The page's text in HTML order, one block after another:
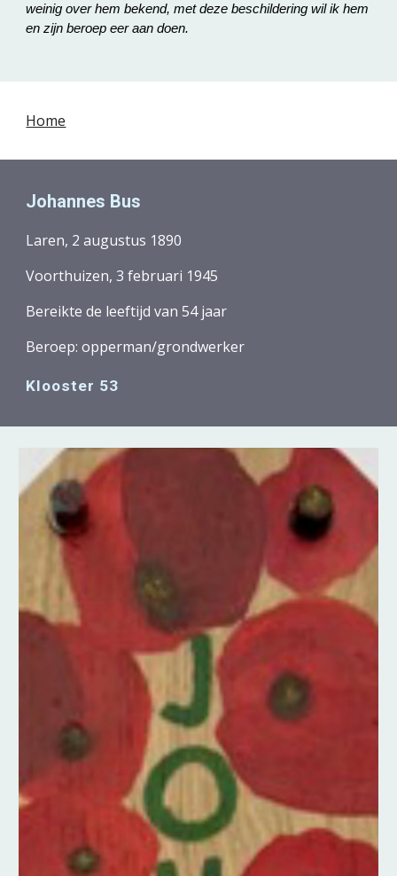
weinig over hem bekend, met deze beschildering wil ik hem
en zijn beroep eer aan doen.
Home
Johannes Bus
Laren, 2 augustus 1890
Voorthuizen, 3februari 1945
Bereikte de leeftijd van 54jaar
Beroep:opperman/grondwerker
Klooster 53